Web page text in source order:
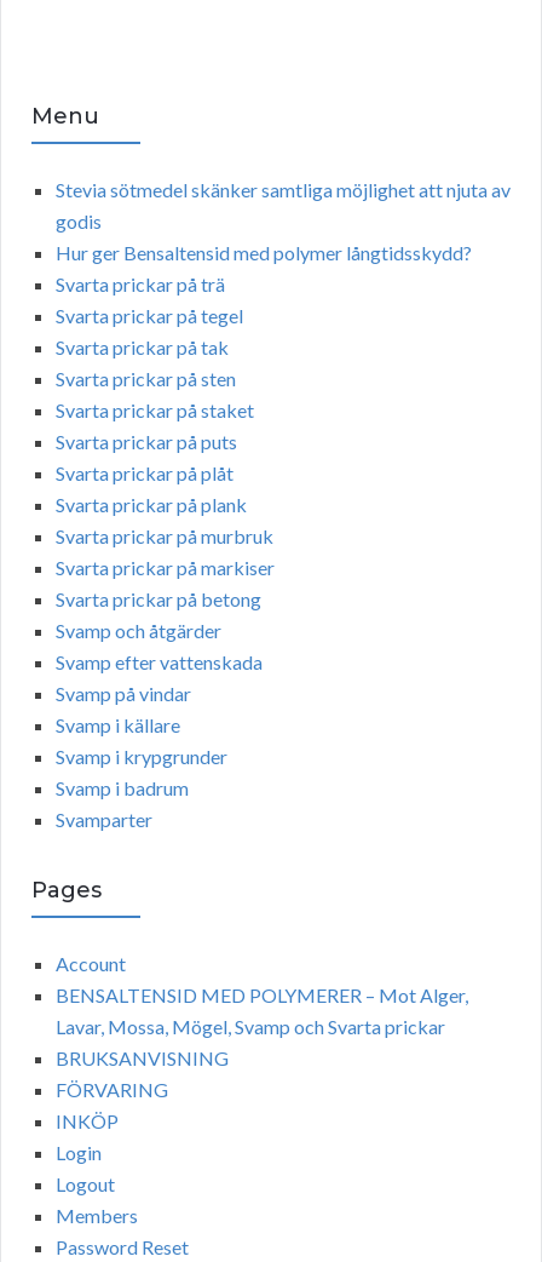
Menu
Stevia sötmedel skänker samtliga möjlighet att njuta av
godis
Hur ger Bensaltensid med polymer långtidsskydd?
Svarta prickar på trä
Svarta prickar på tegel
Svarta prickar på tak
Svarta prickar på sten
Svarta prickar på staket
Svarta prickar på puts
Svarta prickar på plåt
Svarta prickar på plank
Svarta prickar på murbruk
Svarta prickar på markiser
Svarta prickar på betong
Svamp och åtgärder
Svamp efter vattenskada
Svamp på vindar
Svamp i källare
Svamp i krypgrunder
Svamp i badrum
Svamparter
Pages
Account
BENSALTENSID MED POLYMERER – Mot Alger,
Lavar, Mossa, Mögel, Svamp och Svarta prickar
BRUKSANVISNING
FÖRVARING
INKÖP
Login
Logout
Members
Password Reset